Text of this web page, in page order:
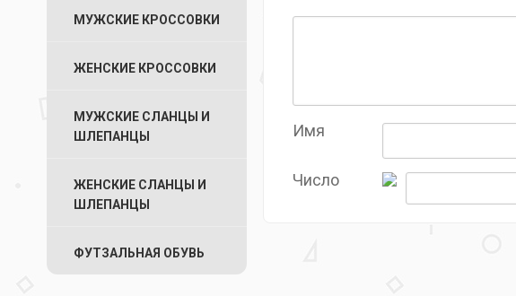
Имя
Число
МУЖСКИЕ КРОССОВКИ
ЖЕНСКИЕ КРОССОВКИ
МУЖСКИЕ СЛАНЦЫ И
ШЛЕПАНЦЫ
ЖЕНСКИЕ СЛАНЦЫ И
ШЛЕПАНЦЫ
ФУТЗАЛЬНАЯ ОБУВЬ